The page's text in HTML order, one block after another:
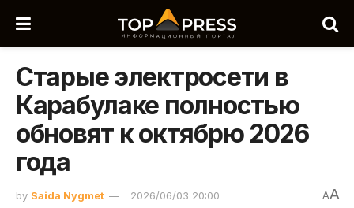
Старые электросети в
Карабулаке полностью
обновят к октябрю 2026
года
by Saida Nygmet 2026/06/03 20:00 AA